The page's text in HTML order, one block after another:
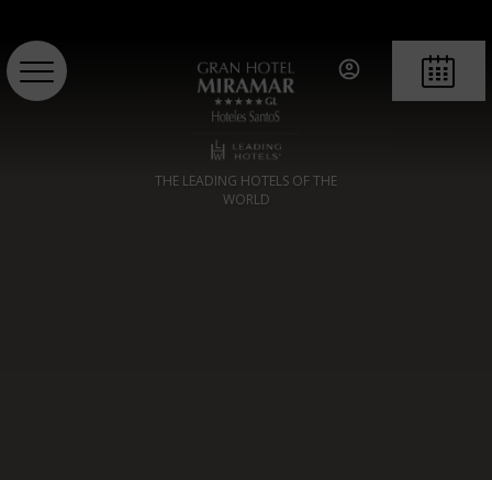
THE LEADING HOTELS OF THE
WORLD